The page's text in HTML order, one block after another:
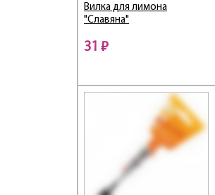
Вилка для лимона
"Славяна"
31 ₽